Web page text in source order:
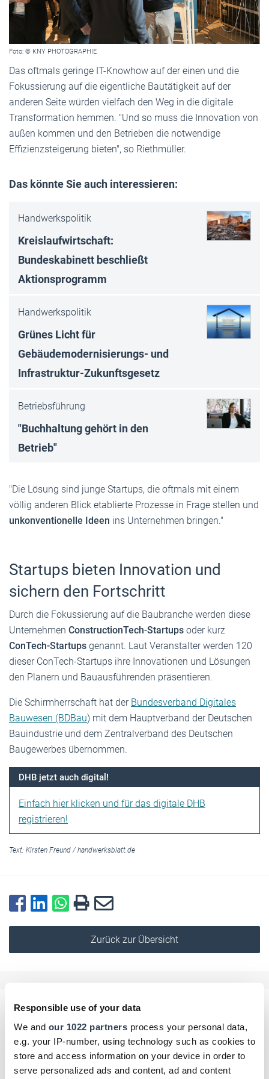
Responsible use of your data
We and our 1022 partners process your personal data,
e.g. your IP-number, using technology such as cookies to
store and access information on your device in order to
serve personalized ads and content, ad and content
Foto: © KNY PHOTOGRAPHIE
Das oftmals geringe IT-Knowhow auf der einen und die
Fokussierung auf die eigentliche Bautätigkeit auf der
anderen Seite würden vielfach den Weg in die digitale
Transformation hemmen. "Und so muss die Innovation von
außen kommen und den Betrieben die notwendige
Effizienzsteigerung bieten", so Riethmüller.
Das könnte Sie auch interessieren:
Handwerkspolitik
Kreislaufwirtschaft:
Bundeskabinett beschließt
Aktionsprogramm
Handwerkspolitik
Grünes Licht für
Gebäudemodernisierungs- und
Infrastruktur-Zukunftsgesetz
Betriebsführung
"Buchhaltung gehört in den
Betrieb"
"Die Lösung sind junge Startups, die oftmals mit einem
völlig anderen Blick etablierte Prozesse in Frage stellen und
unkonventionelle Ideen ins Unternehmen bringen."
Startups bieten Innovation und
sichern den Fortschritt
Durch die Fokussierung auf die Baubranche werden diese
Unternehmen ConstructionTech-Startups oder kurz
ConTech-Startups genannt. Laut Veranstalter werden 120
dieser ConTech-Startups ihre Innovationen und Lösungen
den Planern und Bauausführenden präsentieren.
Die Schirmherrschaft hat der Bundesverband Digitales
Bauwesen (BDBau) mit dem Hauptverband der Deutschen
Bauindustrie und dem Zentralverband des Deutschen
Baugewerbes übernommen.
DHB jetzt auch digital!
Einfach hier klicken und für das digitale DHB
registrieren!
Text: Kirsten Freund / handwerksblatt.de
Zurück zur Übersicht
Kommentar schreiben
Name